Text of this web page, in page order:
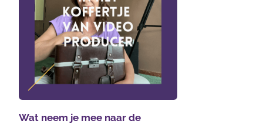
Wat neem je mee naar de